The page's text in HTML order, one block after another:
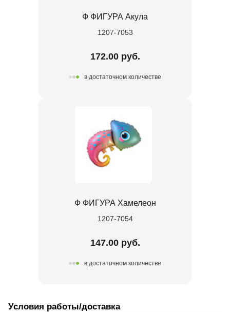
Ф ФИГУРА Акула
1207-7053
172.00 руб.
в достаточном количестве
Ф ФИГУРА Хамелеон
1207-7054
147.00 руб.
в достаточном количестве
Условия работы/доставка